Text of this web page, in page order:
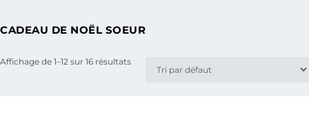
CADEAU DE NOËL SOEUR
Affichage de 1–12 sur 16 résultats